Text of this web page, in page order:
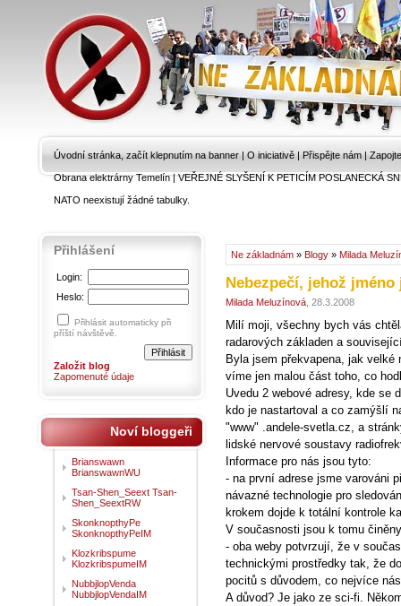
Úvodní stránka, začít klepnutím na banner | O iniciativě | Přispějte nám |
Obrana elektrárny Temelín|VEŘEJNÉ SLYŠENÍ K PETICÍM POSLANECKÁ
NATO neexistují žádné tabulky.
Ne základnám » Blogy » Milada
Nebezpečí, jehož jméno
Milada Meluzínová , 28.3.2008
Milí moji, všechny bych vás
radarových základen a
Byla jsem překvapena, jak velké
víme jen malou část toho, co
Uvedu 2 webové adresy, kde se
kdo je nastartoval a co zamýšlí
"www" .andele-svetla.cz, a
lidské nervové soustavy
Informace pro nás jsou tyto:
- na první adrese jsme varováni
návazné technologie pro
krokem dojde k totální kontrole
V současnosti jsou k tomu
- oba weby potvrzují, že v
technickými prostředky tak, že
pocitů s důvodem, co nejvíce
A důvod? Je jako ze sci-fi.
Přihlášení
Login:
Heslo:
Přihlásit automaticky při
příští návštěvě.
Založit blog
Zapomenuté údaje
Noví bloggeři
Brianswawn
BrianswawnWU
Tsan-Shen_Seext Tsan-
Shen_SeextRW
SkonknopthyPe
SkonknopthyPeIM
Klozkribspume
KlozkribspumeIM
NubbjlopVenda
NubbjlopVendaIM